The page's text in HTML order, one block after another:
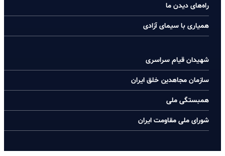
راه‌های دیدن ما
همیاری با سیمای آزادی
شهیدان قیام سراسری
سازمان مجاهدین خلق ایران
همبستگی ملی
شورای ملی مقاومت ایران